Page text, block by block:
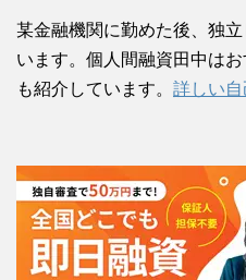
某金融機関に勤めた後、独
います。個人間融資田中は
も紹介しています。 詳しい